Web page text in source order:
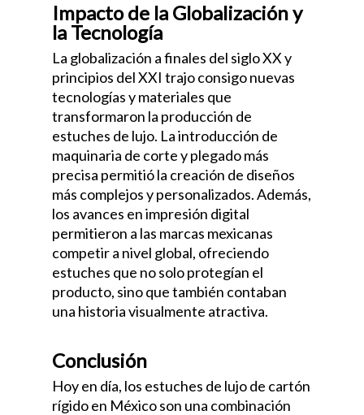
Impacto de la Globalización y
la Tecnología
La globalización a finales del siglo XX y
principios del XXI trajo consigo nuevas
tecnologías y materiales que
transformaron la producción de
estuches de lujo. La introducción de
maquinaria de corte y plegado más
precisa permitió la creación de diseños
más complejos y personalizados. Además,
los avances en impresión digital
permitieron a las marcas mexicanas
competir a nivel global, ofreciendo
estuches que no solo protegían el
producto, sino que también contaban
una historia visualmente atractiva.
Conclusión
Hoy en día, los estuches de lujo de cartón
rígido en México son una combinación